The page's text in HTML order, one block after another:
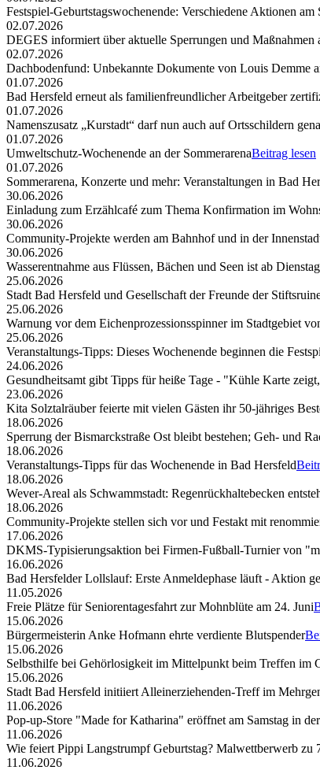
Festspiel-Geburtstagswochenende: Verschiedene Aktionen
02.07.2026
DEGES informiert über aktuelle Sperrungen und Maßnahmen
02.07.2026
Dachbodenfund: Unbekannte Dokumente von Louis Demme
01.07.2026
Bad Hersfeld erneut als familienfreundlicher Arbeitgeber
01.07.2026
Namenszusatz „Kurstadt“ darf nun auch auf Ortsschildern
01.07.2026
Umweltschutz-Wochenende an der SommerarenaBeitrag lesen
01.07.2026
Sommerarena, Konzerte und mehr: Veranstaltungen in Bad
30.06.2026
Einladung zum Erzählcafé zum Thema Konfirmation im
30.06.2026
Community-Projekte werden am Bahnhof und in der
30.06.2026
Wasserentnahme aus Flüssen, Bächen und Seen ist ab
25.06.2026
Stadt Bad Hersfeld und Gesellschaft der Freunde der
25.06.2026
Warnung vor dem Eichenprozessionsspinner im Stadtgebiet
25.06.2026
Veranstaltungs-Tipps: Dieses Wochenende beginnen die
24.06.2026
Gesundheitsamt gibt Tipps für heiße Tage - "Kühle Karte
23.06.2026
Kita Solztalräuber feierte mit vielen Gästen ihr 50-jähriges
18.06.2026
Sperrung der Bismarckstraße Ost bleibt bestehen; Geh- und
18.06.2026
Veranstaltungs-Tipps für das Wochenende in Bad Hersfeld
18.06.2026
Wever-Areal als Schwammstadt: Regenrückhaltebecken
18.06.2026
Community-Projekte stellen sich vor und Festakt mit
17.06.2026
DKMS-Typisierungsaktion bei Firmen-Fußball-Turnier von
16.06.2026
Bad Hersfelder Lollslauf: Erste Anmeldephase läuft - Aktion
11.05.2026
Freie Plätze für Seniorentagesfahrt zur Mohnblüte am 24. Juni
15.06.2026
Bürgermeisterin Anke Hofmann ehrte verdiente Blutspender
15.06.2026
Selbsthilfe bei Gehörlosigkeit im Mittelpunkt beim Treffen im
15.06.2026
Stadt Bad Hersfeld initiiert Alleinerziehenden-Treff im
11.06.2026
Pop-up-Store "Made for Katharina" eröffnet am Samstag in
11.06.2026
Wie feiert Pippi Langstrumpf Geburtstag? Malwettberwerb zu
11.06.2026